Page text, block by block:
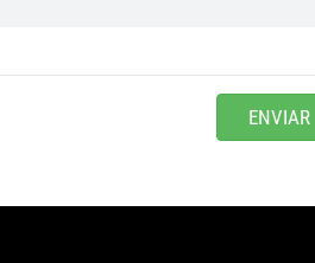
ENVIAR